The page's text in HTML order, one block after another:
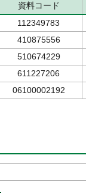
資料コード
112349783
410875556
510674229
611227206
06100002192